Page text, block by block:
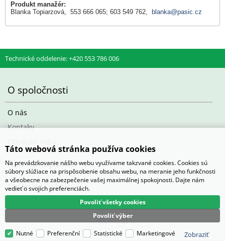
Produkt manažér:
Blanka Topiarzová, 553 666 065; 603 549 762,
blanka@pasic.cz
Technické oddelenie: +420 553 786 006
O spoločnosti
O nás
Kontaky
Ako nakupovať
Obchodné podmienky
Táto webová stránka používa cookies
Na prevádzkovanie nášho webu využívame takzvané cookies. Cookies sú
súbory slúžiace na prispôsobenie obsahu webu, na meranie jeho funkčnosti
a všeobecne na zabezpečenie vašej maximálnej spokojnosti. Dajte nám
vedieť o svojich preferenciách.
Povoliť výber
Povoliť všetky cookies
Nutné Preferenční Statistické
Marketingové
Zobraziť